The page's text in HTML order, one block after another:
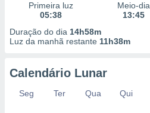
Primeira luz
05:38
Meio-dia
13:45
Duração do dia 14h58m
Luz da manhã restante 11h38m
Calendário Lunar
Seg Ter Qua Qui